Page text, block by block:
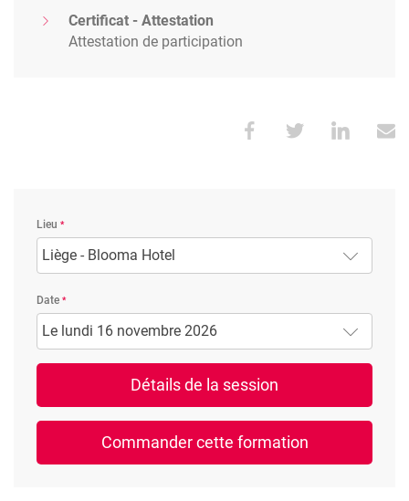
Certificat - Attestation
Attestation de participation
Lieu
Liège - Blooma Hotel
Date
Le lundi 16 novembre 2026